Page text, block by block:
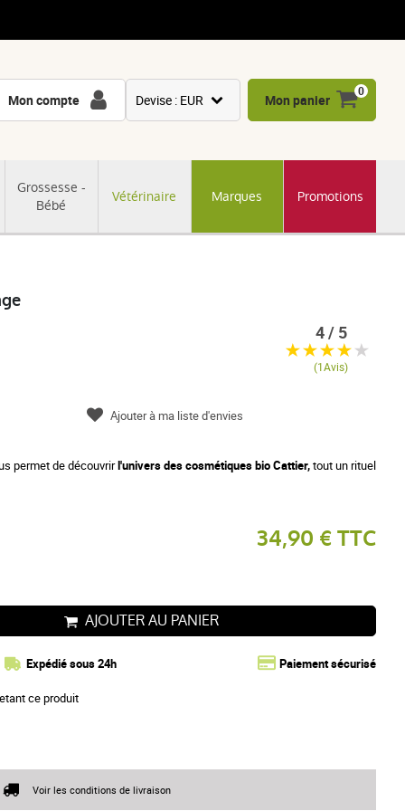
Grossesse -
Bébé
Vétérinaire Marques Promotions
Mon compte Devise : EUR
CNY
Mon panier
0
permet de découvrirl'univers des cosmétiques bio Cattier,tout un rituel
34,90 € TTC
AJOUTER AU PANIER
Expédié sous 24h Paiement sécurisé
ce produit
4 / 5
(1Avis)
Ajouter à ma liste d'envies
Voir les conditions de livraison